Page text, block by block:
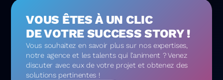
VOUS ÊTES À UN CLIC
DE VOTRE SUCCESS STORY !
Vous souhaitez en savoir plus sur nos expertises,
notre agence et les talents qui l’animent ? Venez
discuter avec eux de votre projet et obtenez des
solutions pertinentes !